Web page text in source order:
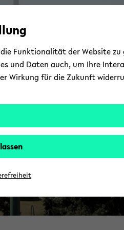
Funktionalität der Website
und Daten auch, um Ihre
Wirkung für die Zukunft